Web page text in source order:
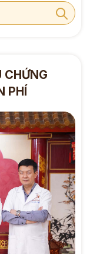
CHỨNG
PHÍ